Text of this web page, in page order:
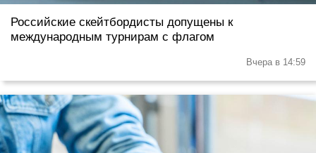
Российские скейтбордисты допущены к
международным турнирам с флагом
Вчера в 14:59